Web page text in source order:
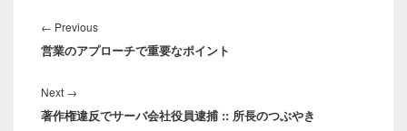
稿
ナ
ゲ
ー
シ
← PreviousPrevious
post:
営業のアプローチで重要なポイント
Next →
post:
著作権違反でサーバ会社役員逮捕 :: 所長のつぶやき